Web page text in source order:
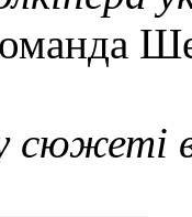
сюжеті